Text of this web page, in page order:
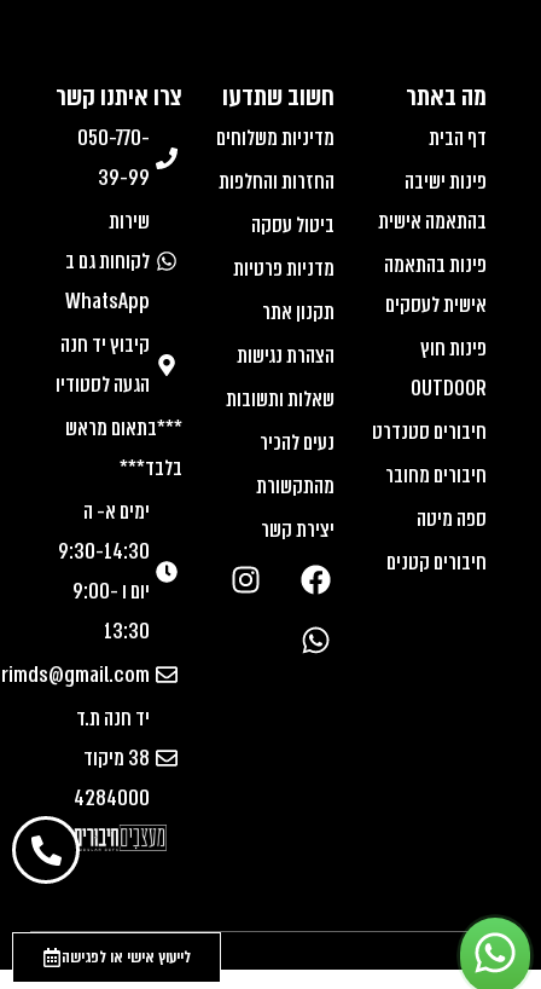
לייעוץ אישי או לפגישה
מה באתר
דף הבית
פינות ישיבה
בהתאמה אישית
פינות בהתאמה
אישית לעסקים
פינות חוץ
OUTDOOR
חיבורים סטנדרט
חיבורים מחובר
ספה מיטה
חיבורים קטנים
חשוב שתדעו
מדיניות משלוחים
החזרות והחלפות
ביטול עסקה
מדניות פרטיות
תקנון אתר
הצהרת נגישות
שאלות ותשובות
נעים להכיר
מהתקשורת
יצירת קשר
צרו איתנו קשר
050-770-
39-99
שירות
לקוחות גם ב
WhatsApp
קיבוץ יד חנה
הגעה לסטודיו
***בתאום מראש
בלבד***
ימים א- ה
9:30-14:30
יום ו 9:00-
13:30
יד חנה ת.ד
38 מיקוד
4284000